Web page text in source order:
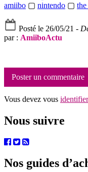
amiibo ▢ nintendo ▢
Posté le 26/05/21 -
par : AmiiboActu
Poster un commentaire
Vous devez vous identifier
Nous suivre
Nos guides